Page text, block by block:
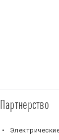
Партнерство
Стать